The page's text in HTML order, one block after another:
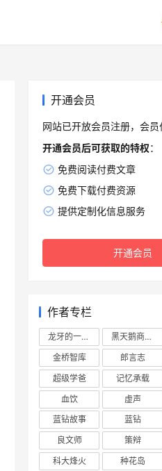
开通会员
网站已开放会员注册，会
开通会员后可获取的特权：
免费阅读付费文章
免费下载付费资源
提供定制化信息服务
开通会员
作者专栏
龙牙的一座山 黑天鹅商业情报站
金桥智库
郎言志
超级学爸
记忆承载
血饮
虚声
蓝钻故事
蓝钻
良文师
策辩
科大烽火
种花岛